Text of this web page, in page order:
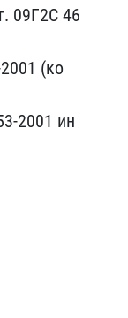
09Г2С 46
(ко​
2001 ин​